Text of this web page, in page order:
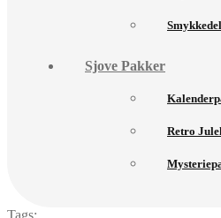
Sjove Pakker
Retro
Tags: